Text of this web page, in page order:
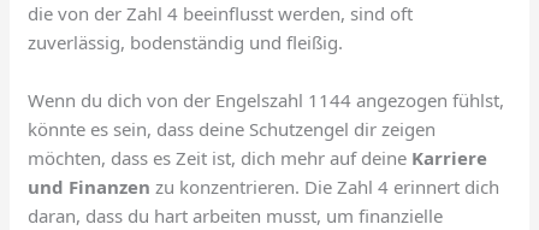
die von der Zahl 4 beeinflusst werden, sind oft
zuverlässig, bodenständig und fleißig.
Wenn du dich von der Engelszahl 1144 angezogen fühlst,
könnte es sein, dass deine Schutzengel dir zeigen
möchten, dass es Zeit ist, dich mehr auf deine Karriere
und Finanzen zu konzentrieren. Die Zahl 4 erinnert dich
daran, dass du hart arbeiten musst, um finanzielle